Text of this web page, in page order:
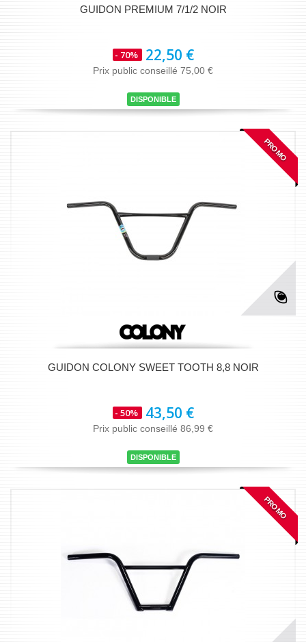
GUIDON PREMIUM 7/1/2 NOIR
- 70% 22,50 €
Prix public conseillé 75,00 €
DISPONIBLE
PROMO
GUIDON COLONY SWEET TOOTH 8,8 NOIR
- 50% 43,50 €
Prix public conseillé 86,99 €
DISPONIBLE
PROMO